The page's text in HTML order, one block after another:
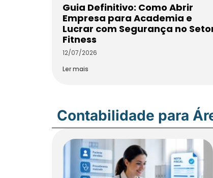
Guia Definitivo: Como Abrir
Empresa para Academia e
Lucrar com Segurança no
Fitness
12/07/2026
Ler mais
Contabilidade para